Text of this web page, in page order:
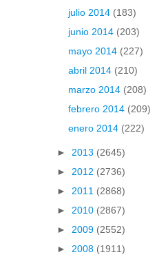
julio 2014 (183)
junio 2014 (203)
mayo 2014 (227)
abril 2014 (210)
marzo 2014 (208)
febrero 2014 (209)
enero 2014 (222)
► 2013 (2645)
► 2012 (2736)
► 2011 (2868)
► 2010 (2867)
► 2009 (2552)
► 2008 (1911)